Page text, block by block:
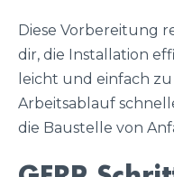
Diese Vorbereitung
dir, die Installation
leicht und einfach
Arbeitsablauf
die Baustelle von